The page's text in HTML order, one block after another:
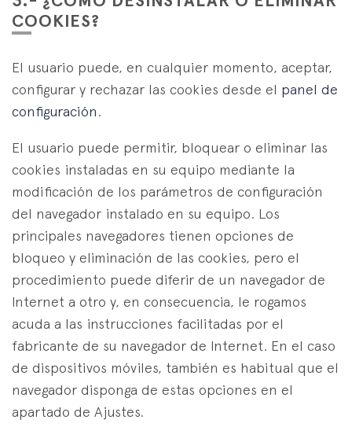
COOKIES?
El usuario puede, en cualquier momento, aceptar,
configurar y rechazar las cookies desde el panel de
configuración.
El usuario puede permitir, bloquear o eliminar las
cookies instaladas en su equipo mediante la
modificación de los parámetros de configuración
del navegador instalado en su equipo. Los
principales navegadores tienen opciones de
bloqueo y eliminación de las cookies, pero el
procedimiento puede diferir de un navegador de
Internet a otro y, en consecuencia, le rogamos
acuda a las instrucciones facilitadas por el
fabricante de su navegador de Internet. En el caso
de dispositivos móviles, también es habitual que el
navegador disponga de estas opciones en el
apartado de Ajustes.